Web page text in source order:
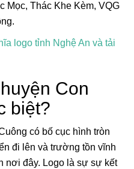
Mọc, Thác Khe Kèm, VQG
logo tỉnh Nghệ An và tải
Con
biệt?
có bố cục hình tròn
đi lên và trường tồn vĩnh
nơi đây. Logo là sự sự kết